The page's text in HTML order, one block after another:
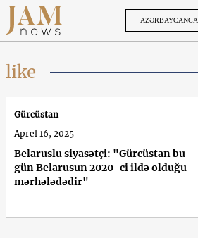
AZƏRBAYCANCA
like
Belaruslu siyasətçi: "Gürcüstan bu
gün Belarusun 2020-ci ildə olduğu
mərhələdədir"
Gürcüstan
Aprel 16, 2025